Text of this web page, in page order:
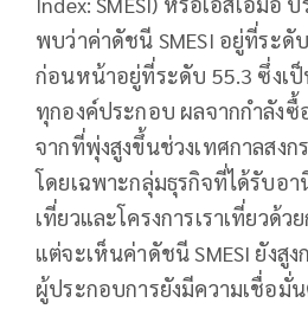
พบว่าค่าดัชนี SMESI อยู่ที่ระดั
ก่อนหน้าอยู่ที่ระดับ 55.3 ซึ่งเ
ทุกองค์ประกอบ ผลจากกำลัง
จากที่พุ่งสูงขึ้นช่วงเทศกาลสง
โดยเฉพาะกลุ่มธุรกิจที่ได้รับอ
เที่ยวและโครงการเราเที่ยวด้
แต่จะเห็นค่าดัชนี SMESI ยังสู
ผู้ประกอบการยังมีความเชื่อมั่